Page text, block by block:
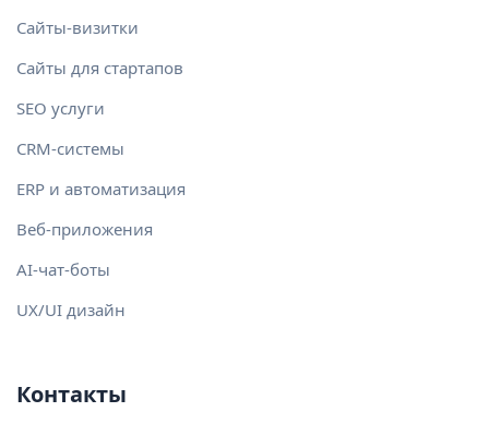
Сайты-визитки
Сайты для стартапов
SEO услуги
CRM-системы
ERP и автоматизация
Веб-приложения
AI-чат-боты
UX/UI дизайн
Контакты